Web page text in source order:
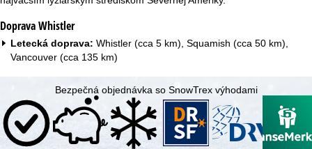
Doprava Whistler
Letecká doprava: Whistler (cca 5 km), Squamish (cca 50 km),
Vancouver (cca 135 km)
Bezpečná objednávka so SnowTrex výhodami